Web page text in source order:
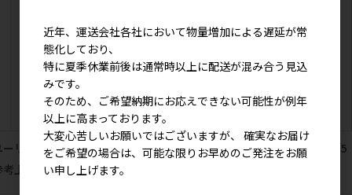
ーリ 冷えとりソックスＬ
上代
1,300円
さくらだしばた ワッペンシール(5
近年、運送会社各社において物量増加による遅延が常
態化しており、
特に夏季休業前後は通常時以上に配送が混み合う見込
みです。
そのため、ご希望納期にお応えできない可能性が例年
以上に高まっております。
大変心苦しいお願いではございますが、 確実なお届け
をご希望の場合は、可能な限りお早めのご発注をお願
い申し上げます。